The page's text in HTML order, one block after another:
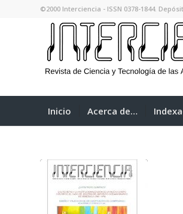
©2000 Interciencia - ISSN 0378-1844.
Inicio Acerca de…